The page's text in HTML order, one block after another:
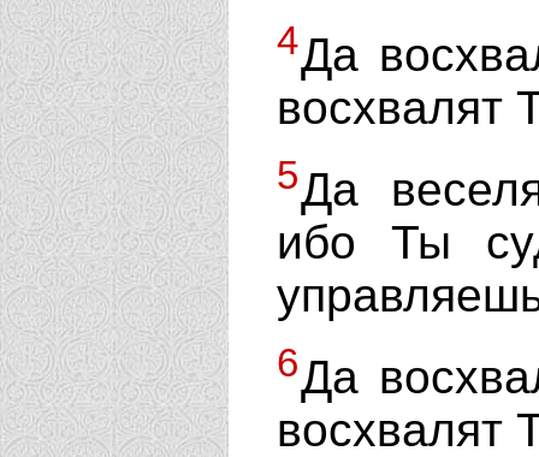
4Да
восхвалят
5Да
ибо Ты
6Да
восхвалят